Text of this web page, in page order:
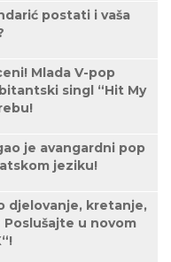
postati i vaša
Mlada V-pop
singl “Hit My
je avangardni pop
jeziku!
djelovanje, kretanje,
u novom